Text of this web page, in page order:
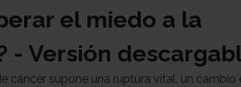
el miedo a la
- Versión
cáncer supone una ruptura vital, un cambio